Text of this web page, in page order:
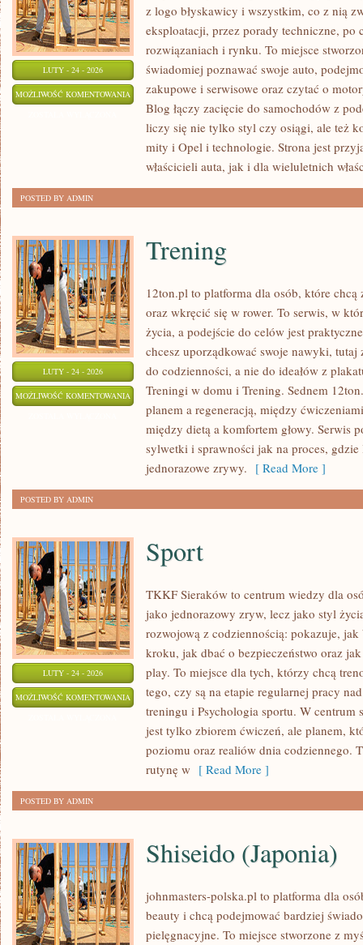
LUTY - 24 - 2026
MOŻLIWOŚĆ KOMENTOWANIA PORADY
WŁAŚCICIELI
z logo błyskawicy i wszystkim, co z nią
eksploatacji, przez porady techniczne, po
rozwiązaniach i rynku. To miejsce
świadomiej poznawać swoje auto,
zakupowe i serwisowe oraz czytać o
Blog łączy zacięcie do samochodów z
liczy się nie tylko styl czy osiągi, ale też
mity i Opel i technologie. Strona jest
właścicieli auta, jak i dla wieluletnich
POSTED BY ADMIN
LUTY - 24 - 2026
MOŻLIWOŚĆ KOMENTOWANIA TRENING
Trening
12ton.pl to platforma dla osób, które
oraz wkręcić się w rower. To serwis, w
życia, a podejście do celów jest
chcesz uporządkować swoje nawyki, tutaj
do codzienności, a nie do ideałów z
Treningi w domu i Trening. Sednem
planem a regeneracją, między
między dietą a komfortem głowy. Serwis
sylwetki i sprawności jak na proces, gdzie
jednorazowe zrywy. [ Read More ]
POSTED BY ADMIN
LUTY - 24 - 2026
MOŻLIWOŚĆ KOMENTOWANIA SPORT
Sport
TKKF Sieraków to centrum wiedzy dla
jako jednorazowy zryw, lecz jako styl
rozwojową z codziennością: pokazuje,
kroku, jak dbać o bezpieczeństwo oraz
play. To miejsce dla tych, którzy chcą
tego, czy są na etapie regularnej pracy
treningu i Psychologia sportu. W centrum
jest tylko zbiorem ćwiczeń, ale planem,
poziomu oraz realiów dnia codziennego.
rutynę w [ Read More ]
POSTED BY ADMIN
Shiseido (Japonia)
johnmasters-polska.pl to platforma dla
beauty i chcą podejmować bardziej
pielęgnacyjne. To miejsce stworzone z